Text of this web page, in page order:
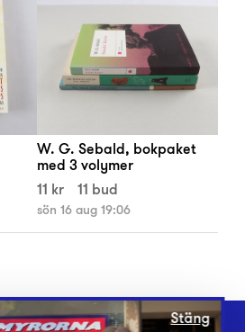
W. G. Sebald, bokpaket
med 3 volymer
11 kr
11 bud
sön 16 aug 19:06
Stäng